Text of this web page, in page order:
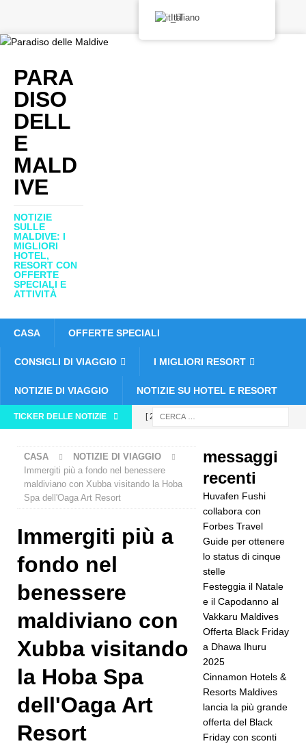
PARA
DISO
DELL
E
MALD
IVE
NOTIZIE
SULLE
MALDIVE: I
MIGLIORI
HOTEL,
RESORT CON
OFFERTE
SPECIALI E
ATTIVITÀ
CASA OFFERTE SPECIALI
CONSIGLI DI VIAGGIO I MIGLIORI RESORT
NOTIZIE DI VIAGGIO NOTIZIE SU HOTEL E RESORT
TICKER DELLE NOTIZIE [ 26
Huvafen
collabora
ottenere lo
status di
stelle
CASA
NOTIZIE DI VIAGGIO
Immergiti più a fondo nel benessere
maldiviano con Xubba visitando la Hoba
Spa dell'Oaga Art Resort
Immergiti più a
fondo nel
benessere
maldiviano con
Xubba visitando
la Hoba Spa
dell'Oaga Art
Resort
messaggi
recenti
Huvafen Fushi
collabora con
Forbes Travel
Guide per ottenere
lo status di cinque
stelle
Festeggia il Natale
e il Capodanno al
Vakkaru Maldives
Offerta Black Friday
a Dhawa Ihuru
2025
Cinnamon Hotels &
Resorts Maldives
lancia la più grande
offerta del Black
Friday con sconti
Italiano